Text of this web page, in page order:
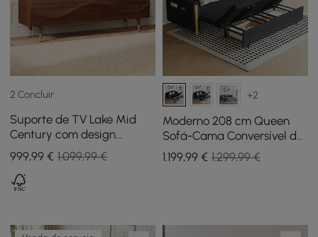
2 Concluir
Suporte de TV Lake Mid
Century com design
ondulado, armazenamento
em nogueira, 4 gavetas
para TVs de até 75"
999,99 € 1.099,99 €
+2
Moderno 208 cm Queen
Sofá-Cama Conversível de
3 Lugares em Linho com
Armazenamento
1.199,99€ 1.299,99 €